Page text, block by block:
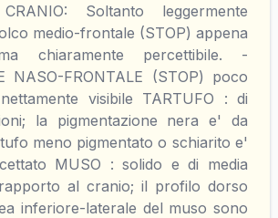
Soltanto leggermente
medio-frontale (STOP) appena
chiaramente percettibile. -
NASO-FRONTALE (STOP) poco
visibile TARTUFO : di
la pigmentazione nera e' da
meno pigmentato o schiarito e'
MUSO : solido e di media
al cranio; il profilo dorso
inferiore-laterale del muso sono